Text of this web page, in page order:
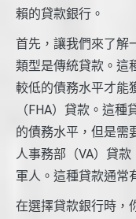
賴的貸款銀行。
首先，讓我們來了解
類型是傳統貸款。這
較低的債務水平才能
（FHA）貸款。這
的債務水平，但是需
人事務部（VA）貸
軍人。這種貸款通常
在選擇貸款銀行時，